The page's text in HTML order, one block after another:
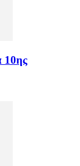
10ης